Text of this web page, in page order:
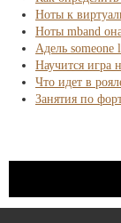
Ноты к
Ноты mband
Адель someone
Научится игра
Что идет в
Занятия по